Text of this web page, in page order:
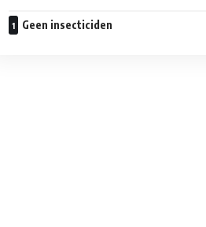
Geen insecticiden